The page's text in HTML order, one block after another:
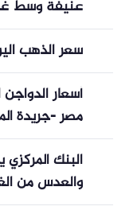
عنيفة وسط
سعر الذهب
مصر -جريدة
البنك المركزي
والعدس من